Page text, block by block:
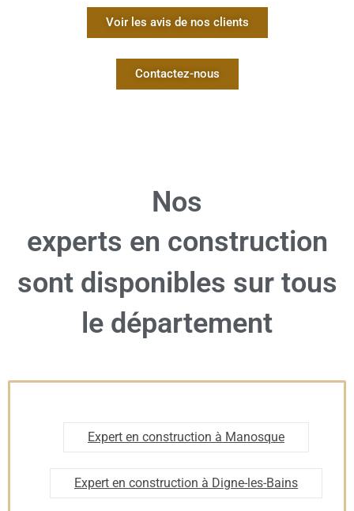
Voir les avis de nos clients
Contactez-nous
Nos
experts en construction
sont disponibles sur tous
le département
Expert en construction à Manosque
Expert en construction à Digne-les-Bains